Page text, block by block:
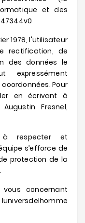
et des
1978, l'utilisateur
rectification, de
des données le
expressément
Pour
en écrivant à
Fresnel,
à respecter et
s’efforce de
protection de la
vous concernant